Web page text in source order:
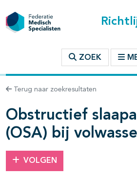
ZOEK
Terug naar zoekresultaten
Obstructief
(OSA) bij
VOLGEN
openklappen